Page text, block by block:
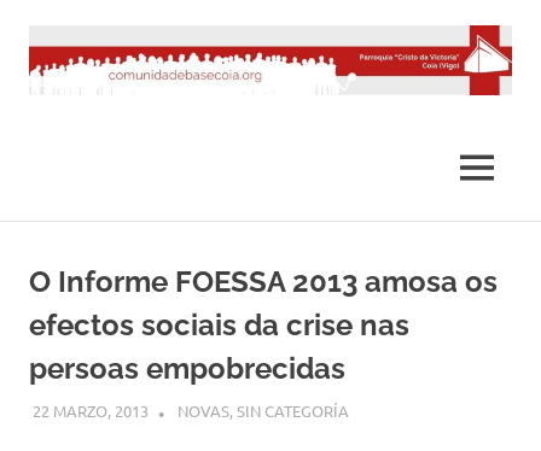
contenido
MENÚ
O Informe FOESSA 2013 amosa os
efectos sociais da crise nas
persoas empobrecidas
22 MARZO, 2013 DESARROLLO
NOVAS,SIN CATEGORÍA